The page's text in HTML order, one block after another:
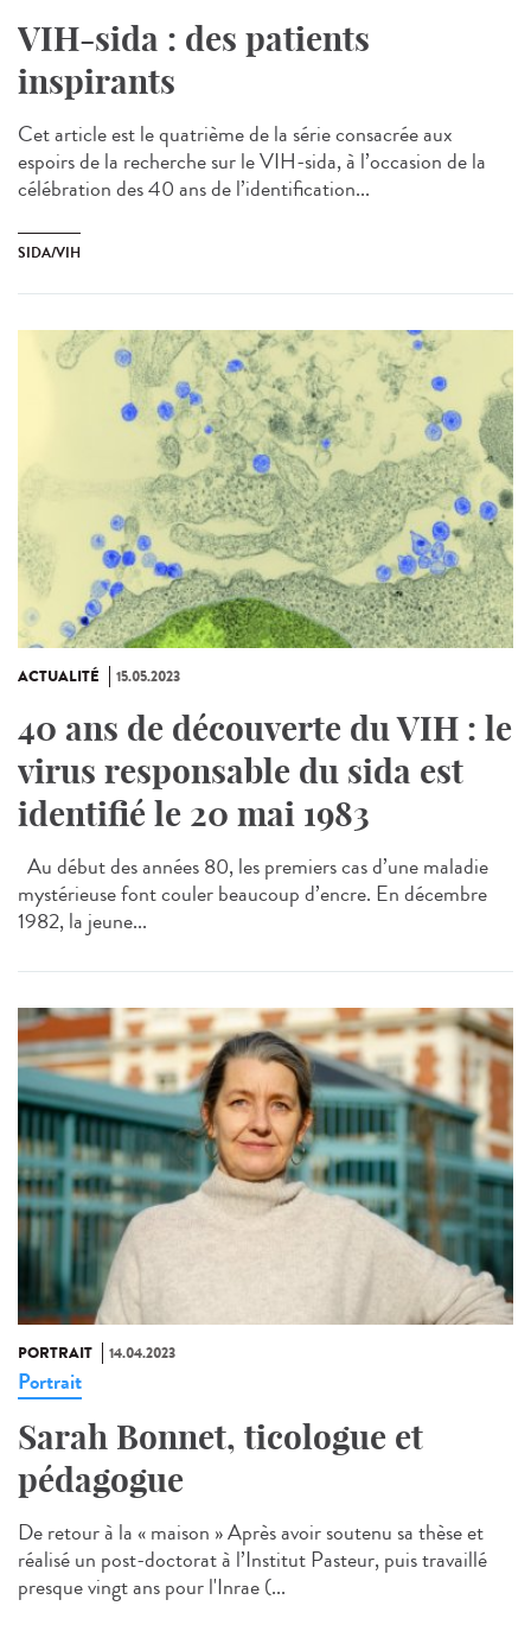
VIH-sida : des patients
inspirants
Cet article est le quatrième de la série consacrée aux
espoirs de la recherche sur le VIH-sida, à l’occasion de la
célébration des 40 ans de l’identification...
SIDA/VIH
ACTUALITÉ 15.05.2023
40 ans de découverte du VIH : le
virus responsable du sida est
identifié le 20 mai 1983
Au début des années 80, les premiers cas d’une maladie
mystérieuse font couler beaucoup d’encre. En décembre
1982, la jeune...
PORTRAIT 14.04.2023
Portrait
Sarah Bonnet, ticologue et
pédagogue
De retour à la « maison » Après avoir soutenu sa thèse et
réalisé un post-doctorat à l’Institut Pasteur, puis travaillé
presque vingt ans pour l'Inrae (...